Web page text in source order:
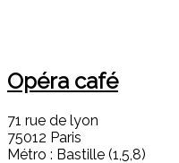
Opéra café
71 rue de lyon
75012 Paris
Métro : Bastille (1,5,8)